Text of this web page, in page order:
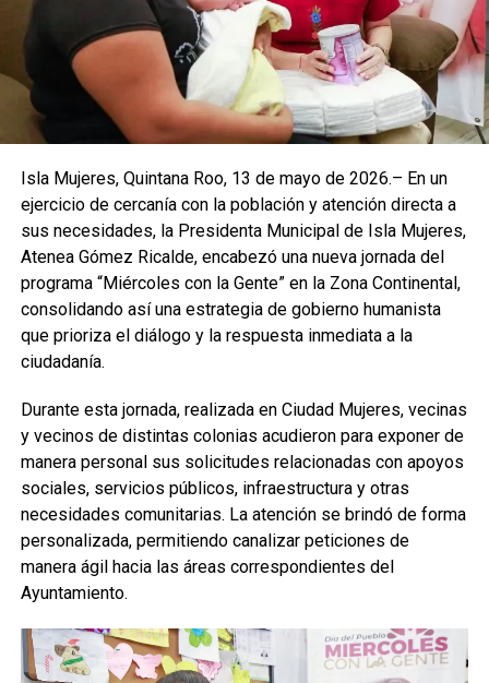
Isla Mujeres, Quintana Roo, 13 de mayo de 2026.– En un
ejercicio de cercanía con la población y atención directa a
sus necesidades, la Presidenta Municipal de Isla Mujeres,
Atenea Gómez Ricalde, encabezó una nueva jornada del
programa “Miércoles con la Gente” en la Zona Continental,
consolidando así una estrategia de gobierno humanista
que prioriza el diálogo y la respuesta inmediata a la
ciudadanía.
Durante esta jornada, realizada en Ciudad Mujeres, vecinas
y vecinos de distintas colonias acudieron para exponer de
manera personal sus solicitudes relacionadas con apoyos
sociales, servicios públicos, infraestructura y otras
necesidades comunitarias. La atención se brindó de forma
personalizada, permitiendo canalizar peticiones de
manera ágil hacia las áreas correspondientes del
Ayuntamiento.